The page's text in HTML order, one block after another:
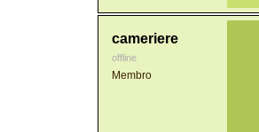
cameriere
offline
Membro